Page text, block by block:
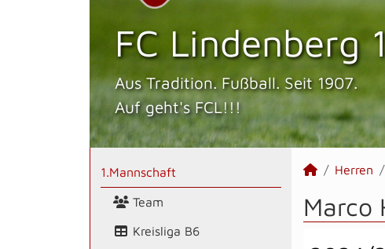
FC Lindenberg
Aus Tradition. Fußball. Seit 1907.
Auf geht's FCL!!!
1.Mannschaft
Team
Kreisliga B6
Herren
Marco